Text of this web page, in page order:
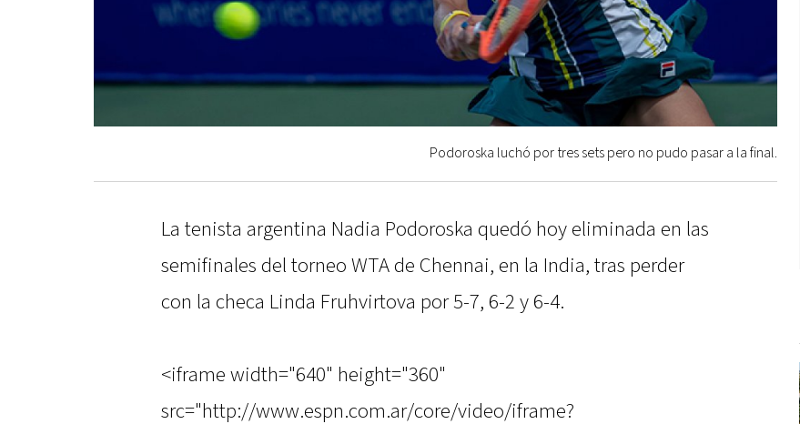
Podoroska luchó por tres sets pero no pudo pasar a la final.
La tenista argentina Nadia Podoroska quedó hoy eliminada en las
semifinales del torneo WTA de Chennai, en la India, tras perder
con la checa Linda Fruhvirtova por 5-7, 6-2 y 6-4.
<iframe width="640" height="360"
src="http://www.espn.com.ar/core/video/iframe?